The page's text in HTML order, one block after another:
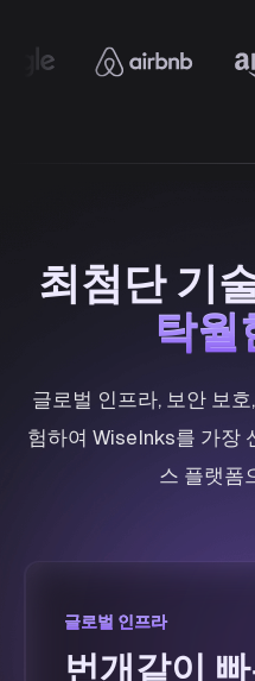
최첨단 기
탁월
탁월
글로벌 인프라, 보안 보
험하여 WiseInks를 가장
스 플랫폼
글로벌 인프라
글로벌 인프라
번개같이